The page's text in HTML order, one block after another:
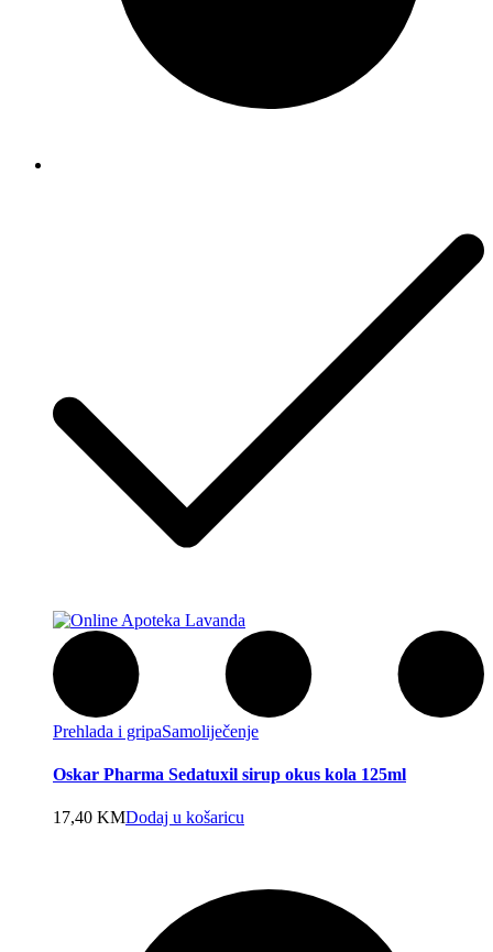
Prehlada i gripaSamoliječenje
Oskar Pharma Sedatuxil sirup okus kola 125ml
17,40 KMDodaj u košaricu